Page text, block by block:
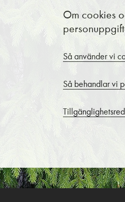
Om cookies
Så använder vi
Så behandlar vi